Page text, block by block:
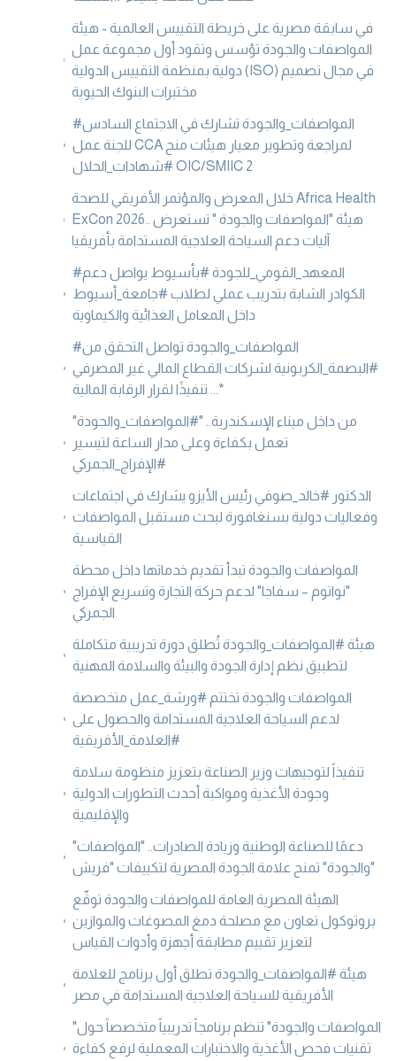
في سابقة مصرية على خريطة التقييس العالمية - هيئة
المواصفات والجودة تؤسس وتقود أول مجموعة عمل
دولية بمنظمة التقييس الدولية (ISO) في مجال تصميم
مختبرات البنوك الحيوية
#المواصفات_والجودة تشارك في الاجتماع السادس
للجنة عمل CCA لمراجعة وتطوير معيار هيئات منح
#شهادات_الحلال OIC/SMIIC 2
خلال المعرض والمؤتمر الأفريقي للصحة Africa Health
ExCon 2026.. هيئة "المواصفات والجودة " تستعرض
آليات دعم السياحة العلاجية المستدامة بأفريقيا
#المعهد_القومي_للجودة #بأسيوط يواصل دعم
الكوادر الشابة بتدريب عملي لطلاب #جامعة_أسيوط
داخل المعامل الغذائية والكيماوية
#المواصفات_والجودة تواصل التحقق من
#البصمة_الكربونية لشركات القطاع المالي غير المصرفي
... تنفيذًا لقرار الرقابة المالية*
من داخل ميناء الإسكندرية.. "#المواصفات_والجودة"
تعمل بكفاءة وعلى مدار الساعة لتيسير
#الإفراج_الجمركي
الدكتور #خالد_صوفي رئيس الأيزو يشارك في اجتماعات
وفعاليات دولية بسنغافورة لبحث مستقبل المواصفات
القياسية
المواصفات والجودة تبدأ تقديم خدماتها داخل محطة
"نواتوم – سفاجا" لدعم حركة التجارة وتسريع الإفراج
الجمركي
هيئة #المواصفات_والجودة تُطلق دورة تدريبية متكاملة
لتطبيق نظم إدارة الجودة والبيئة والسلامة المهنية
المواصفات والجودة تختتم #ورشة_عمل متخصصة
لدعم السياحة العلاجية المستدامة والحصول على
#العلامة_الأفريقية
تنفيذاً لتوجيهات وزير الصناعة بتعزيز منظومة سلامة
وجودة الأغذية ومواكبة أحدث التطورات الدولية
والإقليمية
"دعمًا للصناعة الوطنية وزيادة الصادرات.. "المواصفات
والجودة" تمنح علامة الجودة المصرية لتكييفات "فريش"
الهيئة المصرية العامة للمواصفات والجودة توقّع
بروتوكول تعاون مع مصلحة دمغ المصوغات والموازين
لتعزيز تقييم مطابقة أجهزة وأدوات القياس
هيئة #المواصفات_والجودة تطلق أول برنامج للعلامة
الأفريقية للسياحة العلاجية المستدامة في مصر
"المواصفات والجودة" تنظم برنامجاً تدريبياً متخصصاً حول
تقنيات فحص الأغذية والاختبارات المعملية لرفع كفاءة